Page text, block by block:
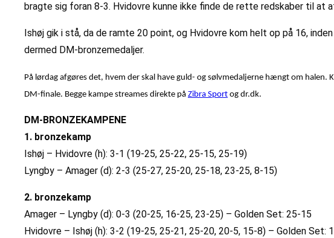
bragte sig foran 8-3. Hvidovre kunne ikke finde de rette redskaber til
Ishøj gik i stå, da de ramte 20 point, og Hvidovre kom helt op på 16,
dermed DM-bronzemedaljer.
På lørdag afgøres det, hvem der skal have guld- og sølvmedaljerne hængt om
DM-finale. Begge kampe streames direkte på Zibra Sport og dr.dk.
DM-BRONZEKAMPENE
1. bronzekamp
Ishøj – Hvidovre (h): 3-1 (19-25, 25-22, 25-15, 25-19)
Lyngby – Amager (d): 2-3 (25-27, 25-20, 25-18, 23-25, 8-15)
2. bronzekamp
Amager – Lyngby (d): 0-3 (20-25, 16-25, 23-25) – Golden Set: 25-15
Hvidovre – Ishøj (h): 3-2 (19-25, 25-21, 25-20, 20-5, 15-8) – Golden Set: